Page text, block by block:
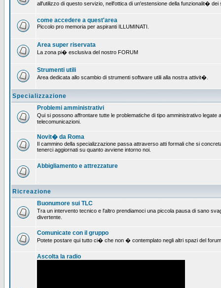
all'utilizzo di questo servizio, nell'ottica di un'estensione della funzionalit�
come accedere a quest'area
Piccolo pro memoria per aspiranti ILLUMINATI.
Area super riservata
La zona pi� esclusiva del nostro FORUM
Strumenti utili
Area dedicata allo scambio di strumenti software utili alla nostra attivit�.
Specializzazione
Problemi amministrativi
Qui si possono affrontare tutte le problematiche di tipo amministrativo
telecomunicazioni.
Novit� da Roma
Il cammino della specializzazione passa attraverso atti formali che si
tenerci aggiornati su quanto avviene intorno noi.
Abbigliamento e attrezzature
Ricreazione
Buonumore sui TLC
Tra un intervento tecnico e l'altro prendiamoci una piccola pausa di sano
divertente.
Comunicate con il gruppo
Potete postare qui tutto ci� che non � contemplato negli altri spazi del
Ascolta la radio